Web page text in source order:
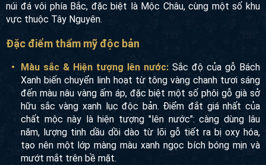
núi đá vôi phía Bắc, đặc biệt là Mộc Châu, cùng một số khu
vực thuộc Tây Nguyên.
Đặc điểm thẩm mỹ độc bản
Màu sắc & Hiện tượng lên nước: Sắc độ của gỗ Bách
Xanh biến chuyển linh hoạt từ tông vàng chanh tươi sáng
đến màu nâu vàng ấm áp, đặc biệt một số phôi gỗ già sở
hữu sắc vàng xanh lục độc bản. Điểm đắt giá nhất của
chất mộc này là hiện tượng "lên nước": càng dùng lâu
năm, lượng tinh dầu dồi dào từ lõi gỗ tiết ra bị oxy hóa,
tạo nên một lớp màng màu xanh ngọc bích bóng mịn và
mướt mắt trên bề mặt.